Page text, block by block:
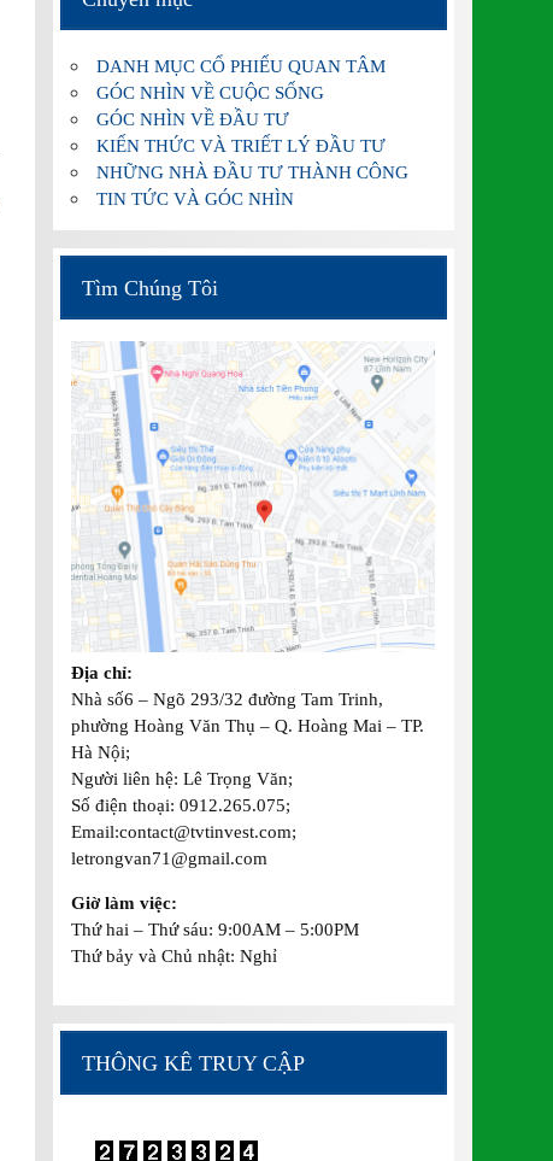
DANH MỤC CỔ PHIẾU QUAN TÂM
GÓC NHÌN VỀ CUỘC SỐNG
GÓC NHÌN VỀ ĐẦU TƯ
KIẾN THỨC VÀ TRIẾT LÝ ĐẦU TƯ
NHỮNG NHÀ ĐẦU TƯ THÀNH CÔNG
TIN TỨC VÀ GÓC NHÌN
Tìm Chúng Tôi
Địa chỉ:
Nhà số6 – Ngõ 293/32 đường Tam Trinh,
phường Hoàng Văn Thụ – Q. Hoàng Mai – TP.
Hà Nội;
Người liên hệ: Lê Trọng Văn;
Số điện thoại: 0912.265.075;
Email:contact@tvtinvest.com;
letrongvan71@gmail.com
Giờ làm việc:
Thứ hai – Thứ sáu: 9:00AM – 5:00PM
Thứ bảy và Chủ nhật: Nghỉ
THÔNG KÊ TRUY CẬP